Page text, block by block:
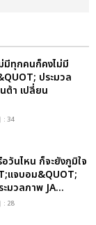
มีทุกคนก็คงไม่มี
ประมวล
ต้า เปลี่ยน
: 34
วันไหน ก็จะยังภูมิใจ
แจบอม&QUOT;
มวลภาพ JA...
: 28